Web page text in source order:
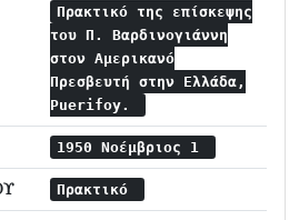
Πρακτικό της επίσκεψης
του Π. Βαρδινογιάννη
στον Αμερικανό
Πρεσβευτή στην Ελλάδα,
Puerifoy.
1950 Νοέμβριος 1
Πρακτικό